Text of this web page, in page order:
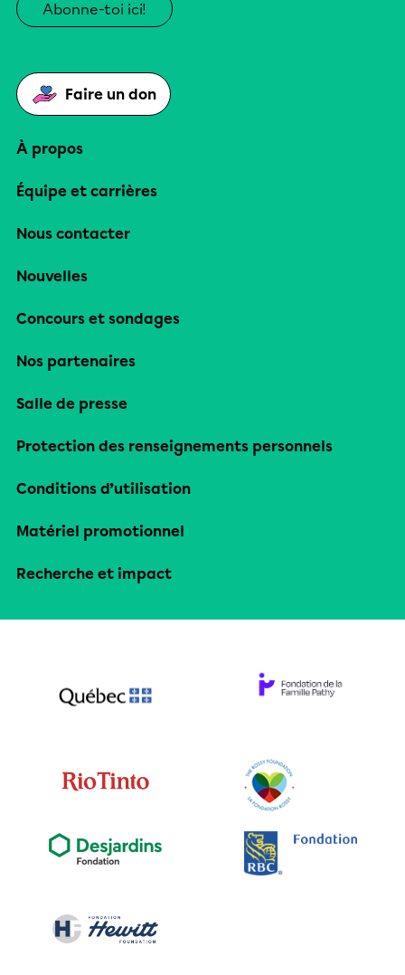
Abonne-toi ici!
Faire un don
À propos
Équipe et carrières
Nous contacter
Nouvelles
Concours et sondages
Nos partenaires
Salle de presse
Protection des renseignements personnels
Conditions d’utilisation
Matériel promotionnel
Recherche et impact